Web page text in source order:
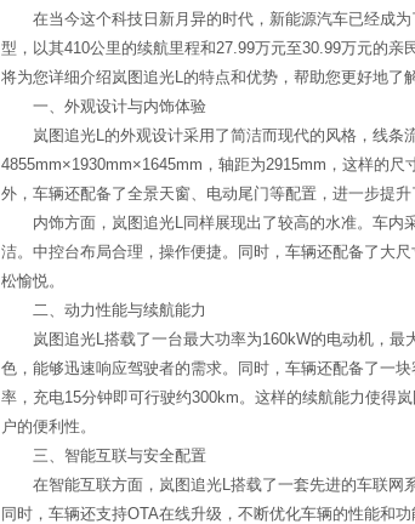
在当今这个科技日新月异的时代，新能源汽车已经成
型，以其410公里的续航里程和27.99万元至30.99万元的
将为您详细介绍岚图追光L的特点和优势，帮助您更好地了
一、外观设计与内饰体验
岚图追光L的外观设计采用了简洁而现代的风格，线
4855mm×1930mm×1645mm，轴距为2915mm，这样的
外，车辆还配备了全景天窗、电动尾门等配置，进一步提升
内饰方面，岚图追光L同样展现出了较高的水准。车
洁。中控台布局合理，操作便捷。同时，车辆还配备了大
松愉悦。
二、动力性能与续航能力
岚图追光L搭载了一台最大功率为160kW的电动机，最
色，能够迅速响应驾驶者的需求。同时，车辆还配备了一
率，充电15分钟即可行驶约300km。这样的续航能力使得
户的便利性。
三、智能互联与安全配置
在智能互联方面，岚图追光L搭载了一套先进的车联网
同时，车辆还支持OTA在线升级，不断优化车辆的性能和